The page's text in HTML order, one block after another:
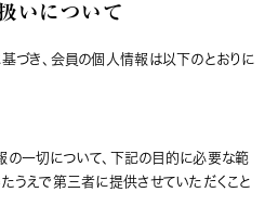
いについて
づき、会員の個人情報は以下のとおりに
一切について、下記の目的に必要な範
うえで第三者に提供させていただくこと